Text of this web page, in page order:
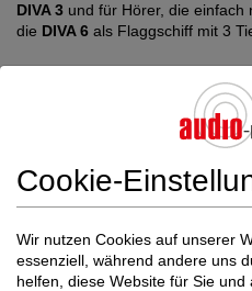
DIVA 3 und für Hörer, die einfach
die DIVA 6 als Flaggschiff mit 3
Preis und Leistung überzeugt.
57482 Wenden
www.audio-plus.de
Cookie-
Wir nutzen Cookies auf unserer
essenziell, während andere uns
helfen, diese Website für Sie und